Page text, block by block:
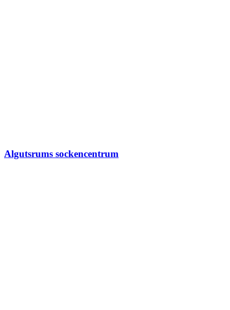
Algutsrums sockencentrum